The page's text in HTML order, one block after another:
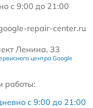
с 9:00 до 21:00
repair-center.ru
Ленина, 33
центра Google
работы:
с 9:00 до 21:00